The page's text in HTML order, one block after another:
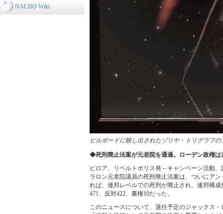
NACHO Wiki
ビルボードに映し出されたゾリヤ・トリグラフ
◆死刑廃止法案が元老院を通過。ローデン政権は
ビロア、リベルトポリス発－キャンペーン活動
ラロン元老院議員の死刑廃止法案は、ついにア
れば、連邦レベルでの死刑が廃止され、連邦構
471、反対422、棄権10だった。
このニュースについて、退任予定のジャックス